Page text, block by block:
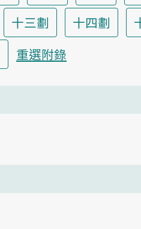
十三劃 十四劃
重選附錄